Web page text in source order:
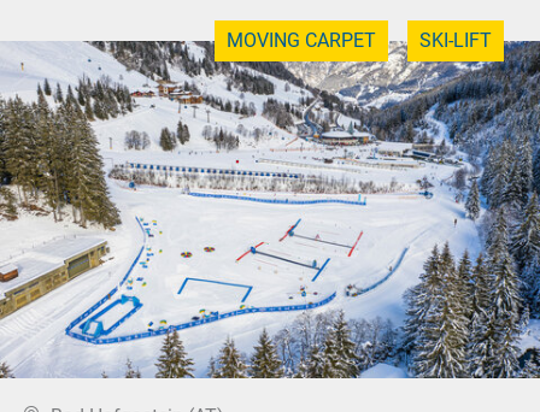
MOVING CARPET SKI-LIFT